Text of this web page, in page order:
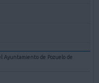
Ayuntamiento de Pozuelo de